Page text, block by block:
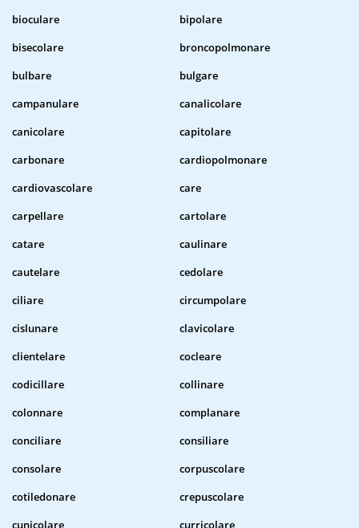
bioculare
bipolare
bisecolare
broncopolmonare
bulbare
bulgare
campanulare
canalicolare
canicolare
capitolare
carbonare
cardiopolmonare
cardiovascolare
care
carpellare
cartolare
catare
caulinare
cautelare
cedolare
ciliare
circumpolare
cislunare
clavicolare
clientelare
cocleare
codicillare
collinare
colonnare
complanare
conciliare
consiliare
consolare
corpuscolare
cotiledonare
crepuscolare
cunicolare
curricolare